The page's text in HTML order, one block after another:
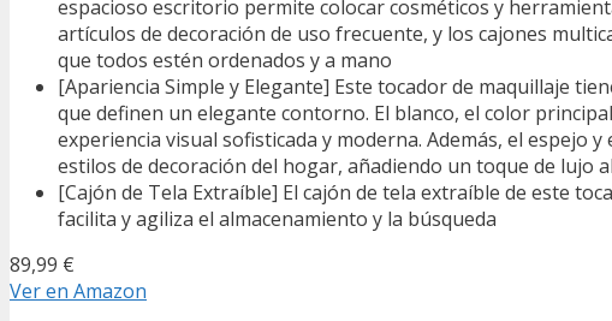
espacioso escritorio permite colocar cosméticos y
artículos de decoración de uso frecuente, y los cajones
que todos estén ordenados y a mano
[Apariencia Simple y Elegante] Este tocador de maquillaje
que definen un elegante contorno. El blanco, el color
experiencia visual sofisticada y moderna. Además, el
estilos de decoración del hogar, añadiendo un toque de lujo
[Cajón de Tela Extraíble] El cajón de tela extraíble de este
facilita y agiliza el almacenamiento y la búsqueda
89,99 €
Ver en Amazon